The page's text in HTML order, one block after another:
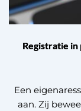
Registratie in
Een
aan. Zij